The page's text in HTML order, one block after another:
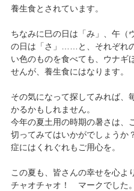
養生食とされています。
ちなみに巳の日は「み」、午（
の日は「さ」……と、それぞれ
い色のものを食べても、ウナギ
せんが、養生食にはなります。
その気になって探してみれば、
かるかもしれません。
今年の夏土用の時期の暑さは、
切ってみてはいかがでしょう
症にはくれぐれもご用心を。
この夏も、皆さんの幸せを心よ
チャオチャオ！ マークでした。